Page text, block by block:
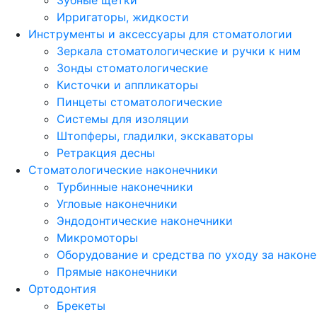
Ирригаторы, жидкости
Инструменты и аксессуары для стоматологии
Зеркала стоматологические и ручки к ним
Зонды стоматологические
Кисточки и аппликаторы
Пинцеты стоматологические
Системы для изоляции
Штопферы, гладилки, экскаваторы
Ретракция десны
Стоматологические наконечники
Турбинные наконечники
Угловые наконечники
Эндодонтические наконечники
Микромоторы
Оборудование и средства по уходу за
Прямые наконечники
Ортодонтия
Брекеты